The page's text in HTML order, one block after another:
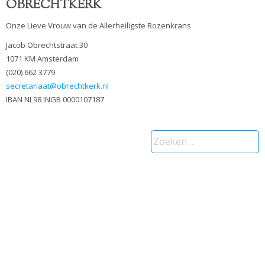
OBRECHTKERK
Onze Lieve Vrouw van de Allerheiligste Rozenkrans
Jacob Obrechtstraat 30
1071 KM Amsterdam
(020) 662 3779
secretariaat@obrechtkerk.nl
IBAN NL98 INGB 0000107187
Zoeken
naar: